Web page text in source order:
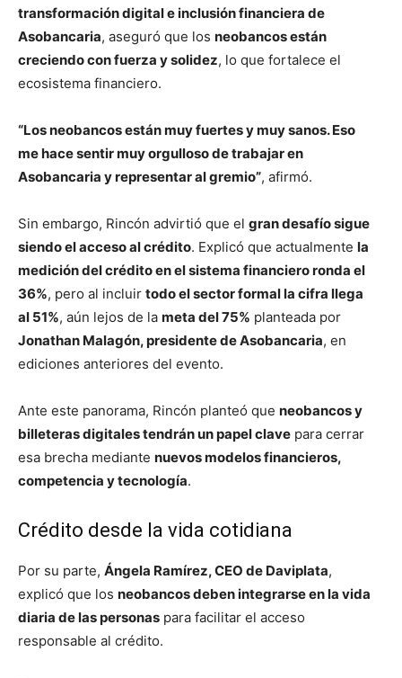
transformación digital e inclusión financiera de
Asobancaria, aseguró que los neobancos están
creciendo con fuerza y solidez, lo que fortalece el
ecosistema financiero.
“Los neobancos están muy fuertes y muy sanos. Eso
me hace sentir muy orgulloso de trabajar en
Asobancaria y representar al gremio”, afirmó.
Sin embargo, Rincón advirtió que el gran desafío sigue
siendo el acceso al crédito. Explicó que actualmente la
medición del crédito en el sistema financiero ronda el
36%, pero al incluir todo el sector formal la cifra llega
al 51%, aún lejos de la meta del 75% planteada por
Jonathan Malagón, presidente de Asobancaria, en
ediciones anteriores del evento.
Ante este panorama, Rincón planteó que neobancos y
billeteras digitales tendrán un papel clave para cerrar
esa brecha mediante nuevos modelos financieros,
competencia y tecnología.
Crédito desde la vida cotidiana
Por su parte, Ángela Ramírez, CEO de Daviplata,
explicó que los neobancos deben integrarse en la vida
diaria de las personas para facilitar el acceso
responsable al crédito.